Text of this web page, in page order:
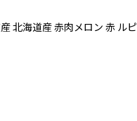
北海道産 赤肉メロン 赤 ルピ